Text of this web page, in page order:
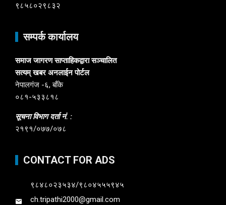
९८५८०२९८३२
सम्पर्क कार्यालय
समाज जागरण साप्ताहिकद्वारा सञ्चालित
सत्यम् खबर अनलाईन पोर्टल
नेपालगंज -६, बाँके
०८१-५३३८१८
सूचना विभाग दर्ता नं. :
२१९१/०७७/०७८
CONTACT FOR ADS
९८४८०२३५३४/९८०४५५५९४५
ch.tripathi2000@gmail.com